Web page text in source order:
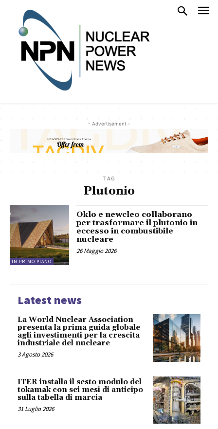
- Advertisement -
TAG
Plutonio
IN PRIMO PIANO
Oklo e newcleo collaborano
per trasformare il plutonio in
eccesso in combustibile
nucleare
26 Maggio 2026
Latest news
La World Nuclear Association
presenta la prima guida globale
agli investimenti per la crescita
industriale del nucleare
3 Agosto 2026
ITER installa il sesto modulo del
tokamak con sei mesi di anticipo
sulla tabella di marcia
31 Luglio 2026